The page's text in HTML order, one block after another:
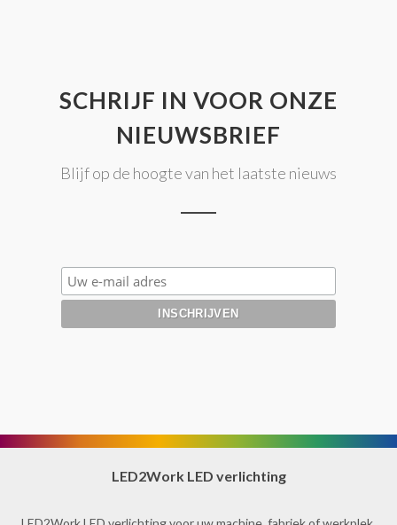
SCHRIJF IN VOOR ONZE
NIEUWSBRIEF
Blijf op de hoogte van het laatste nieuws
LED2Work LED verlichting